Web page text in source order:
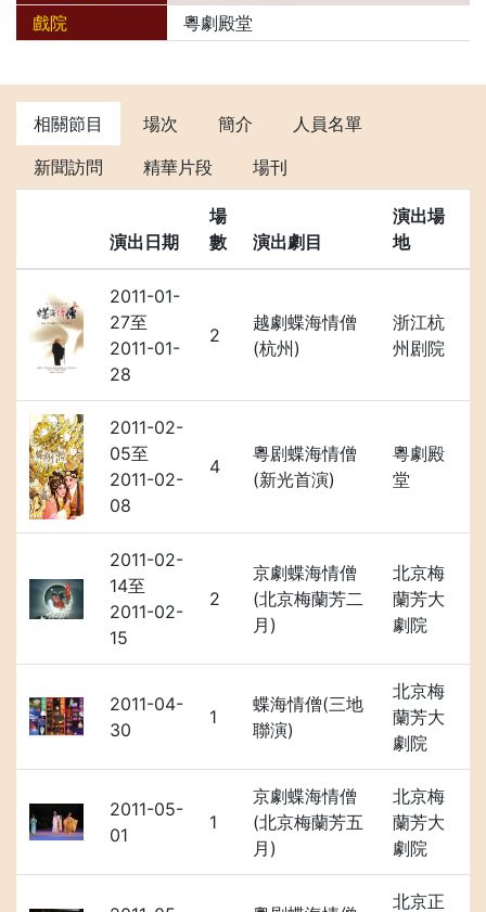
戲院
粵劇殿堂
相關節目 場次 簡介
人員名單
新聞訪問
精華片段 場刊
演出日期
場
數
演出劇目
演出場
地
2011-01-
27至
2011-01-
28
2
越劇蝶海情僧
(杭州)
浙江杭
州剧院
2011-02-
05至
2011-02-
08
4
粵剧蝶海情僧
(新光首演)
粵劇殿
堂
2011-02-
14至
2011-02-
15
2
京劇蝶海情僧
(北京梅蘭芳二
月)
北京梅
蘭芳大
劇院
2011-04-
30
1
蝶海情僧(三地
聯演)
北京梅
蘭芳大
劇院
2011-05-
01
1
京劇蝶海情僧
(北京梅蘭芳五
月)
北京梅
蘭芳大
劇院
北京正